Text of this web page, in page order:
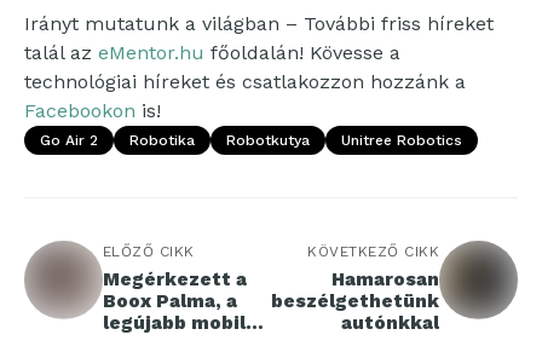
Irányt mutatunk a világban – További friss híreket
talál az eMentor.hu főoldalán! Kövesse a
technológiai híreket és csatlakozzon hozzánk a
Facebookon is!
Go Air 2 Robotika Robotkutya Unitree Robotics
ELŐZŐ CIKK
Megérkezett a
Boox Palma, a
legújabb mobil
KÖVETKEZŐ CIKK
Hamarosan
beszélgethetünk
autónkkal